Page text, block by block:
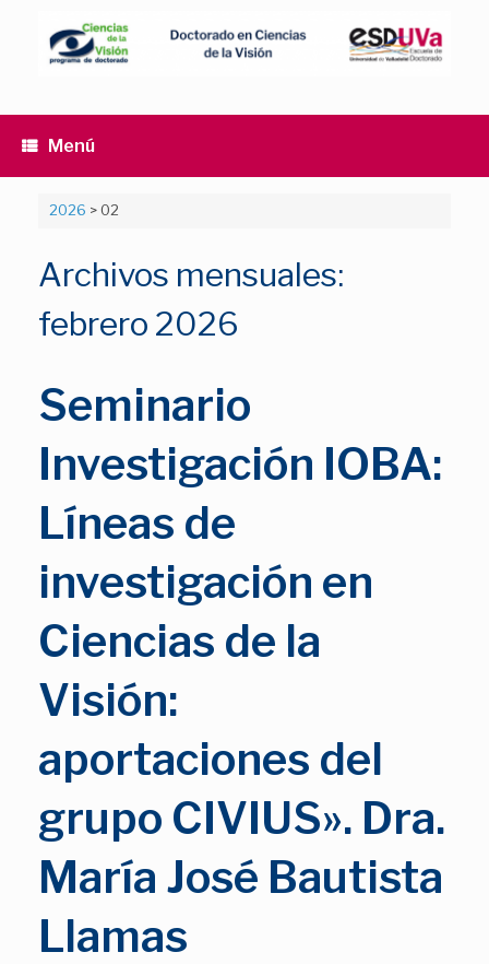
contenido
Menú
2026 > 02
Archivos mensuales:
febrero 2026
Seminario
Investigación IOBA:
Líneas de
investigación en
Ciencias de la
Visión:
aportaciones del
grupo CIVIUS». Dra.
María José Bautista
Llamas